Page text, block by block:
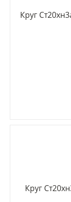
Круг
Круг